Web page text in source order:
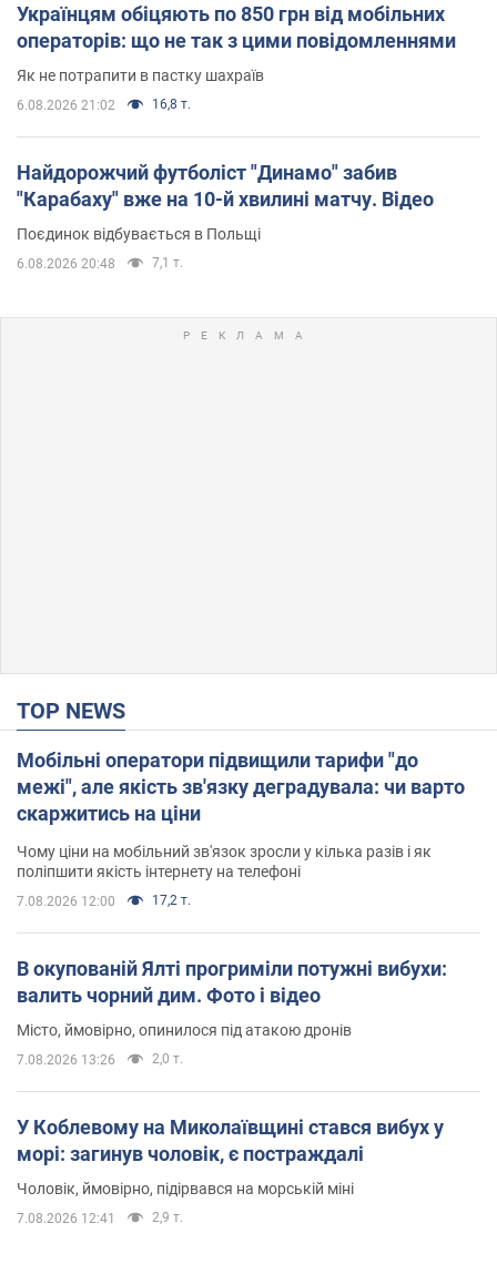
Українцям обіцяють по 850 грн від мобільних
операторів: що не так з цими повідомленнями
Як не потрапити в пастку шахраїв
6.08.2026 21:02 16,8 т.
Найдорожчий футболіст "Динамо" забив
"Карабаху" вже на 10-й хвилині матчу. Відео
Поєдинок відбувається в Польщі
6.08.2026 20:48 7,1 т.
TOP NEWS
Мобільні оператори підвищили тарифи "до
межі", але якість зв'язку деградувала: чи варто
скаржитись на ціни
Чому ціни на мобільний зв'язок зросли у кілька разів і як
поліпшити якість інтернету на телефоні
7.08.2026 12:00 17,2 т.
В окупованій Ялті прогриміли потужні вибухи:
валить чорний дим. Фото і відео
Місто, ймовірно, опинилося під атакою дронів
7.08.2026 13:26 2,0 т.
У Коблевому на Миколаївщині стався вибух у
морі: загинув чоловік, є постраждалі
Чоловік, ймовірно, підірвався на морській міні
7.08.2026 12:41 2,9 т.